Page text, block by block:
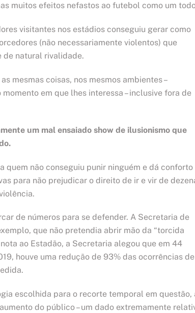
muitos efeitos nefastos ao futebol como um
visitantes nos estádios conseguiu gerar como
(não necessariamente violentos) que
de natural rivalidade.
mesmas coisas, nos mesmos ambientes –
em que lhes interessa – inclusive fora de
um mal ensaiado show de ilusionismo que
quem não conseguiu punir ninguém e dá conforto
para não prejudicar o direito de ir e vir de
de números para se defender. A Secretaria de
que não pretendia abrir mão da “torcida
ao Estadão, a Secretaria alegou que em 44
houve uma redução de 93% das ocorrências de
escolhida para o recorte temporal em questão,
do público – um dado extremamente